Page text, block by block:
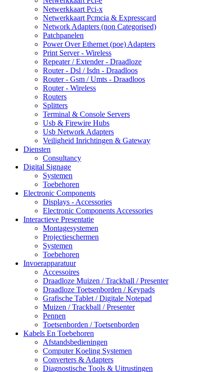
Netwerkkaart Pci-x
Netwerkkaart Pcmcia & Expresscard
Network Adapters (non Categorised)
Patchpanelen
Power Over Ethernet (poe) Adapters
Print Server - Wireless
Repeater / Extender - Draadloze
Router - Dsl / Isdn - Draadloos
Router - Gsm / Umts - Draadloos
Router - Wireless
Routers
Splitters
Terminal & Console Servers
Usb & Firewire Hubs
Usb Network Adapters
Veiligheid Inrichtingen & Gateway
Diensten
Consultancy
Digital Signage
Systemen
Toebehoren
Electronic Components
Displays - Accessories
Electronic Components Accessories
Interactieve Presentatie
Montagesystemen
Projectieschermen
Systemen
Toebehoren
Invoerapparatuur
Accessoires
Draadloze Muizen / Trackball / Presenter
Draadloze Toetsenborden / Keypads
Grafische Tablet / Digitale Notepad
Muizen / Trackball / Presenter
Pennen
Toetsenborden / Toetsenborden
Kabels En Toebehoren
Afstandsbedieningen
Computer Koeling Systemen
Converters & Adapters
Diagnostische Tools & Uitrustingen